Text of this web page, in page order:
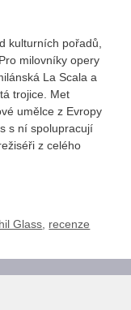
kulturních pořadů,
milovníky opery
La Scala a
trojice. Met
umělce z Evropy
s ní spolupracují
z celého
Glass, recenze